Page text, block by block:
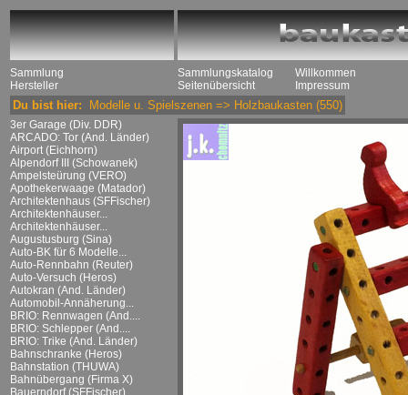
Sammlung
Hersteller
Sammlungskatalog
Seitenübersicht
Willkommen
Impressum
Du bist hier: Modelle u. Spielszenen => Holzbaukasten (550)
3er Garage (Div. DDR)
ARCADO: Tor (And. Länder)
Airport (Eichhorn)
Alpendorf III (Schowanek)
Ampelsteürung (VERO)
Apothekerwaage (Matador)
Architektenhaus (SFFischer)
Architektenhäuser...
Architektenhäuser...
Augustusburg (Sina)
Auto-BK für 6 Modelle...
Auto-Rennbahn (Reuter)
Auto-Versuch (Heros)
Autokran (And. Länder)
Automobil-Annäherung...
BRIO: Rennwagen (And....
BRIO: Schlepper (And....
BRIO: Trike (And. Länder)
Bahnschranke (Heros)
Bahnstation (THUWA)
Bahnübergang (Firma X)
Bauerndorf (SFFischer)